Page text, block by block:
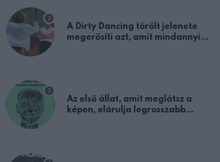
A Dirty Dancing törölt jelenete
megerősíti azt, amit mindannyian
Az első állat, amit meglátsz a
képen, elárulja legrosszabb